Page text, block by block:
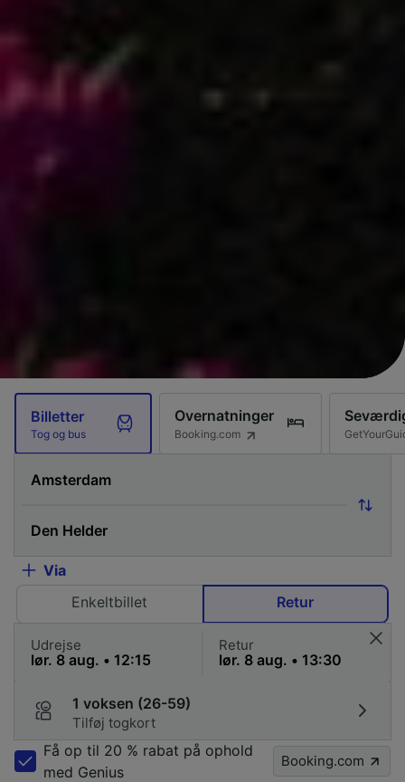
Billetter
Tog og bus
Overnatninger
Booking.com
Via
Enkeltbillet
Retur
Udrejse Retur
1 voksen (26-59)
Tilføj togkort
Få op til 20 % rabat på ophold
med Genius
Booking.com